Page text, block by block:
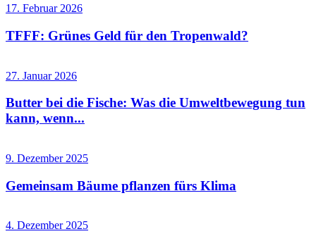
17. Februar 2026
TFFF: Grünes Geld für den Tropenwald?
27. Januar 2026
Butter bei die Fische: Was die Umweltbewegung tun
kann, wenn...
9. Dezember 2025
Gemeinsam Bäume pflanzen fürs Klima
4. Dezember 2025